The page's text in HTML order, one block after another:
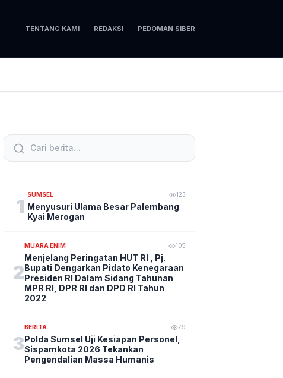
TENTANG KAMI REDAKSI PEDOMAN SIBER
1
SUMSEL 123
Menyusuri Ulama Besar Palembang
Kyai Merogan
2
MUARA ENIM 105
Menjelang Peringatan HUT RI , Pj.
Bupati Dengarkan Pidato Kenegaraan
Presiden RI Dalam Sidang Tahunan
MPR RI, DPR RI dan DPD RI Tahun
2022
3
BERITA 79
Polda Sumsel Uji Kesiapan Personel,
Sispamkota 2026 Tekankan
Pengendalian Massa Humanis